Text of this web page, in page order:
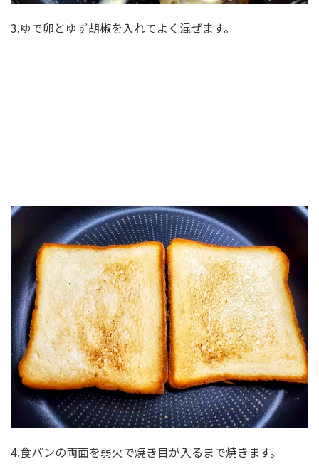
3.ゆで卵とゆず胡椒を入れてよく混ぜます。
4.食パンの両面を弱火で焼き目が入るまで焼きます。